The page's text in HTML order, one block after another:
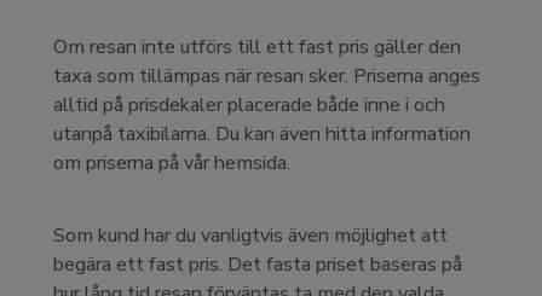
Om resan inte utförs till ett fast pris gäller den
taxa som tillämpas när resan sker. Priserna anges
alltid på prisdekaler placerade både inne i och
utanpå taxibilarna. Du kan även hitta information
om priserna på vår hemsida.
Som kund har du vanligtvis även möjlighet att
begära ett fast pris. Det fasta priset baseras på